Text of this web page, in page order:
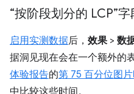
“按阶段划分的 LCP”
启用实测数据后， 效果 > 数
据洞见现在会在一个额外的
体验报告的第 75 百分位图
中比较这些时间。